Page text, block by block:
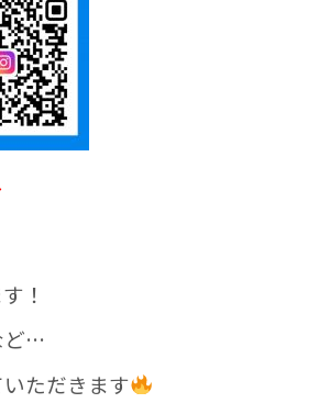
！
ど…
ただきます